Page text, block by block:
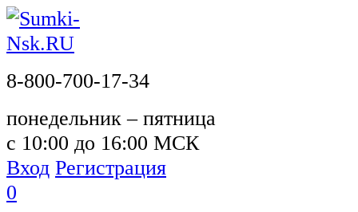
8-800-700-17-34
понедельник – пятница
с 10:00 до 16:00 МСК
Вход Регистрация
0